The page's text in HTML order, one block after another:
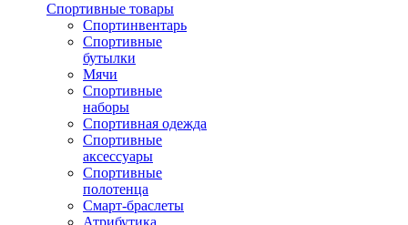
Спортивные товары
Спортинвентарь
Спортивные
бутылки
Мячи
Спортивные
наборы
Спортивная одежда
Спортивные
аксессуары
Спортивные
полотенца
Смарт-браслеты
Атрибутика